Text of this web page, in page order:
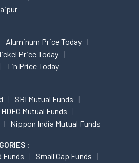
Aluminum Price Today
Price Today
Tin Price Today
SBI Mutual Funds
HDFC Mutual Funds
Nippon India Mutual Funds
:
Funds
Small Cap Funds